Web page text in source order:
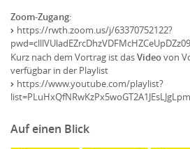
Zoom-Zugang:
https://rwth.zoom.us/j/63370752122?
pwd=clllVUladEZrcDhzVDFMcHZCeUpDZz09
Kurz nach dem Vortrag ist dasVideovon
verfügbar in der Playlist
https://www.youtube.com/playlist?
Auf einen Blick